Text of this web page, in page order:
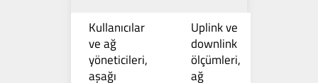
Kullanıcılar
ve ağ
yöneticileri,
aşağı
Uplink ve
downlink
ölçümleri,
ağ